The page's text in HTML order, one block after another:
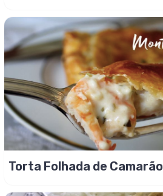
Torta Folhada de Camarão